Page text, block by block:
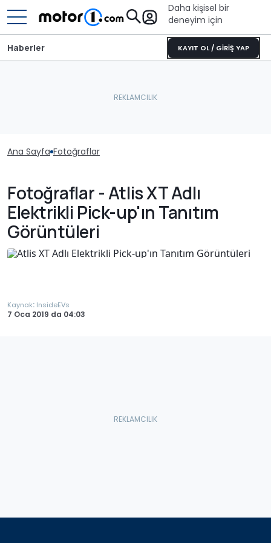
Daha kişisel bir
deneyim için
KAYIT OL / GİRİŞ YAP
Haberler
Ana Sayfa Fotoğraflar
Fotoğraflar - Atlis XT Adlı
Elektrikli Pick-up'ın Tanıtım
Görüntüleri
Kaynak: InsideEVs
7 Oca 2019 da 04:03